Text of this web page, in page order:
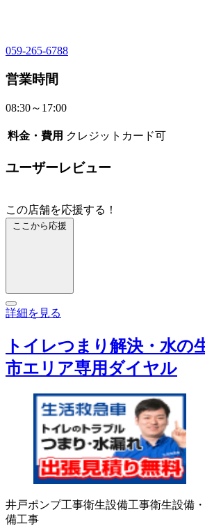
059-265-6788
営業時間
08:30～17:00
料金・費用 クレジットカード可
ユーザーレビュー
この店舗を応援する！
ここから応援
詳細を見る
トイレつまり解決・水の
市エリア専用ダイヤル
井戸ポンプ工事衛生設備工事衛生設備
備工事